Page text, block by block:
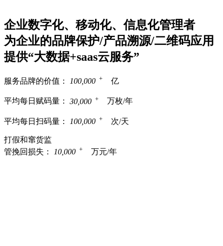
企业数字化、移动化、信息化管理者
为企业的品牌保护/产品溯源/二维码应用
提供“大数据+saas云服务”
服务品牌的价值： 100,000 + 亿
平均每日赋码量： 30,000 + 万枚/年
平均每日扫码量： 100,000 + 次/天
打假和窜货监
管挽回损失：
10,000 + 万元/年